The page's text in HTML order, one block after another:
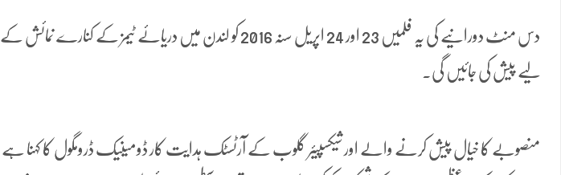
دس منٹ دورانیے کی یہ فلمیں 23 اور 24 اپریل سنہ 2016 کو لندن میں دریائے ٹیمز کے کنارے نمائش کے
لیے پیش کی جائیں گی۔
منصوبے کا خیال پیش کرنے والے اور شیکسپیئر گلوب کے آرٹسٹک ہدایت کار ڈومینیک ڈرومگول کا کہنا ہے